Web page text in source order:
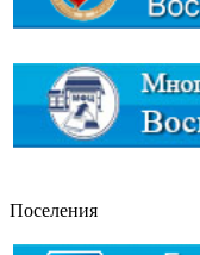
Поселения